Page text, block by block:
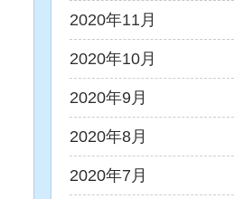
2020年11月
2020年10月
2020年9月
2020年8月
2020年7月